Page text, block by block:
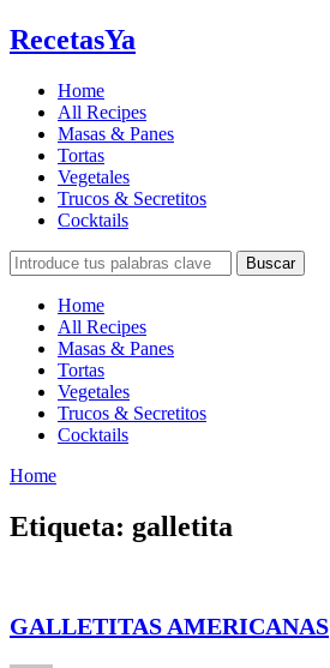
RecetasYa
Home
All Recipes
Masas & Panes
Tortas
Vegetales
Trucos & Secretitos
Cocktails
Home
All Recipes
Masas & Panes
Tortas
Vegetales
Trucos & Secretitos
Cocktails
Home
Etiqueta: galletita
GALLETITAS AMERICANAS